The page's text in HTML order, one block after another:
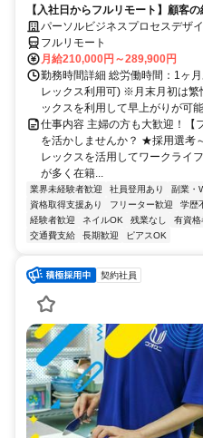
【入社日からフルリモート】顧客
パーソルビジネスプロセスデザ
フルリモート
月給210,000円～289,900円
勤務時間詳細 総労働時間：1ヶ
レックス利用可) ※月末月初は繁
ックスを利用して早上がりが
仕事内容 主婦の方も大歓迎！【
を活かしませんか？ ★採用選考
レックスを活用してワークラ
が多く在籍...
業界未経験者歓迎 社員登用あり 副業・
資格取得支援あり
フリーター歓迎 学歴
経験者歓迎
ネイルOK 残業なし 有資格
交通費支給
長期歓迎 ピアスOK
契約社員